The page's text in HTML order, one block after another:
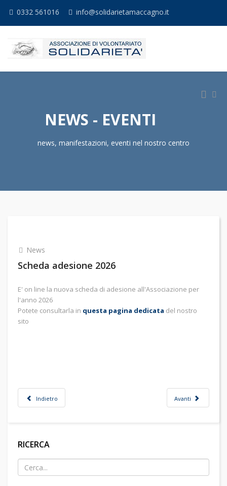
0332 561016 info@solidarietamaccagno.it
NEWS - EVENTI
news, manifestazioni, eventi nel nostro centro
News
Scheda adesione 2026
E' on line la nuova scheda di adesione all'Associazione per
l'anno 2026
Potete consultarla in questa pagina dedicata del nostro
sito
Indietro Avanti
RICERCA